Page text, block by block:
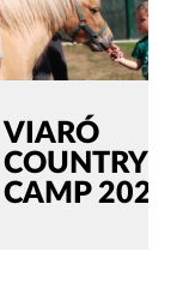
VIARÓ
COUNTRY
CAMP 2022